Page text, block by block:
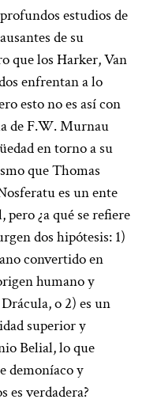
estudios de
de su
que los Harker, Van
enfrentan a lo
esto no es así con
de F.W. Murnau
en torno a su
que Thomas
es un ente
¿a qué se refiere
dos hipótesis: 1)
convertido en
humano y
o 2) es un
superior y
Belial, lo que
demoníaco y
es verdadera?